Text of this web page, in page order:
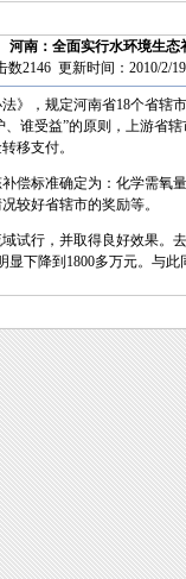
河南：全面实行水环境生态
数2146 更新时间：2010/2/
，规定河南省18个省辖
谁受益”的原则，上游省
移支付。
标准确定为：化学需氧
较好省辖市的奖励等。
行，并取得良好效果。
显下降到1800多万元。与